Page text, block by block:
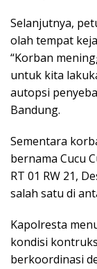
Selanjutnya,
olah tempat
“Korban
untuk kita
autopsi
Bandung.
Sementara
bernama Cucu
RT 01 RW 21,
salah satu di
Kapolresta
kondisi
berkoordinasi